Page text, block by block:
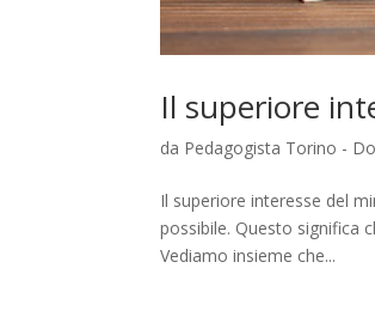
Il superiore
da Pedagogista Torino -
Il superiore interesse del
possibile. Questo significa
Vediamo insieme che...